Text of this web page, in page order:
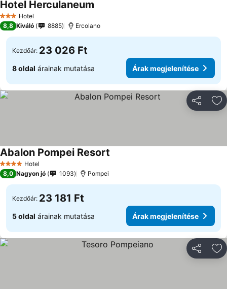
3 Kategória
Hotel
Hotel Herculaneum
8,8 Kiváló 8885 Ercolano
Kezdőár: 23 026 Ft
8 oldal árainak mutatása Árak megjelenítése
4 KategóriaHotel
Abalon Pompei Resort
8,0 Nagyon jó 1093 Pompei
Kezdőár: 23 181 Ft
5 oldal árainak mutatása Árak megjelenítése